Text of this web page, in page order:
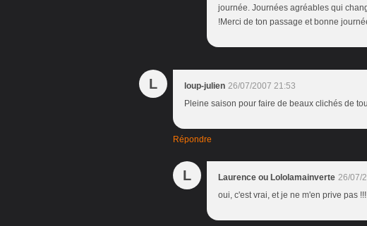
journée. Journées agréables qui
!Merci de ton passage et bonne
L loup-julien 26/07/2007 21:53
Pleine saison pour faire de beaux clichés de
Répondre
L Laurence ou Lololamainverte 26/07/
oui, c'est vrai, et je ne m'en prive pas